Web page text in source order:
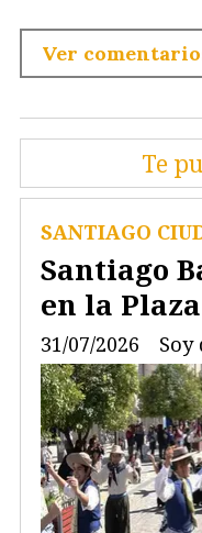
Ver
Te
Santiago
en la
Soy
SANTIAGO
31/07/2026